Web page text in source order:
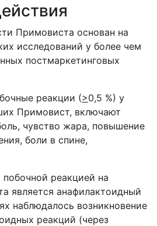
Примовиста основан на
исследований у более чем
постмаркетинговых
реакции (>0,5 %) у
Примовист, включают
чувство жара, повышение
боли в спине,
реакцией на
является анафилактоидный
наблюдалось возникновение
реакций (через